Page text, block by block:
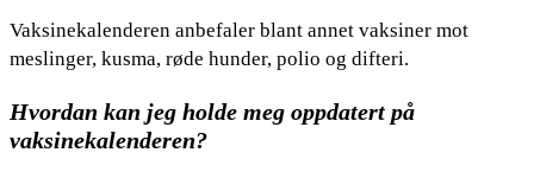
Vaksinekalenderen anbefaler blant annet vaksiner mot
meslinger, kusma, røde hunder, polio og difteri.
Hvordan kan jeg holde meg oppdatert på
vaksinekalenderen?